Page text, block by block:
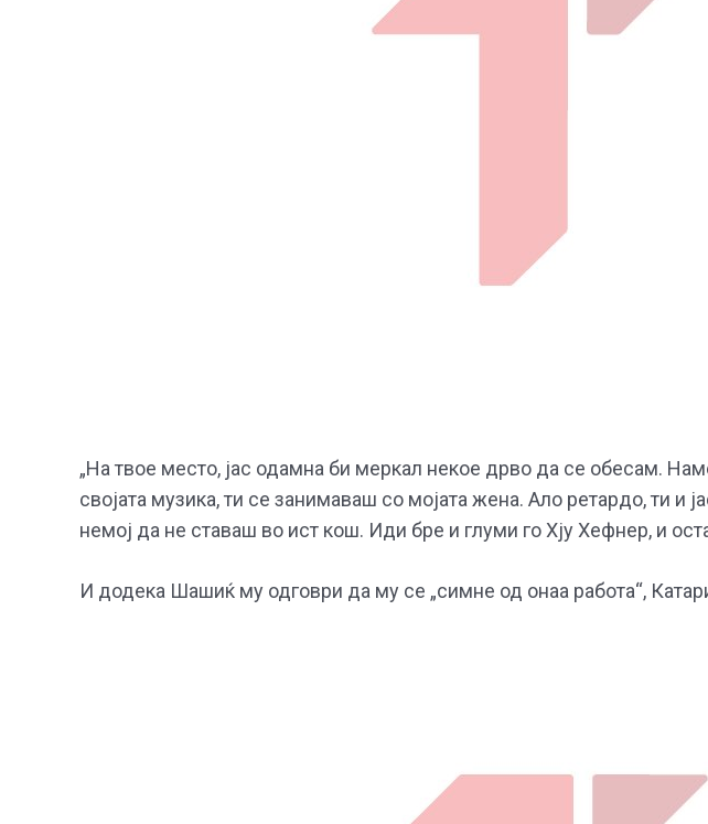
„На твое место, јас одамна би меркал некое дрво да се обесам.
својата музика, ти се занимаваш со мојата жена. Ало ретардо, ти и
немој да не ставаш во ист кош. Иди бре и глуми го Хју Хефнер, и
И додека Шашиќ му одговри да му се „симне од онаа работа“,